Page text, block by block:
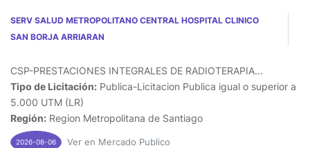
SERV SALUD METROPOLITANO CENTRAL HOSPITAL CLINICO
SAN BORJA ARRIARAN
CSP-PRESTACIONES INTEGRALES DE RADIOTERAPIA...
Tipo de Licitación: Publica-Licitacion Publica igual o superior a
5.000 UTM (LR)
Región: Region Metropolitana de Santiago
2026-08-06 Ver en Mercado Publico